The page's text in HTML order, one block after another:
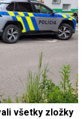
všetky zložky